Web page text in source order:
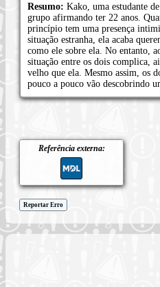
Resumo: Kako, uma estudante
grupo afirmando ter 22 anos.
princípio tem uma presença
situação estranha, ela acaba
como ele sobre ela. No entanto,
situação entre os dois complica,
velho que ela. Mesmo assim, os
pouco a pouco vão descobrindo
Referência externa:
Reportar Erro